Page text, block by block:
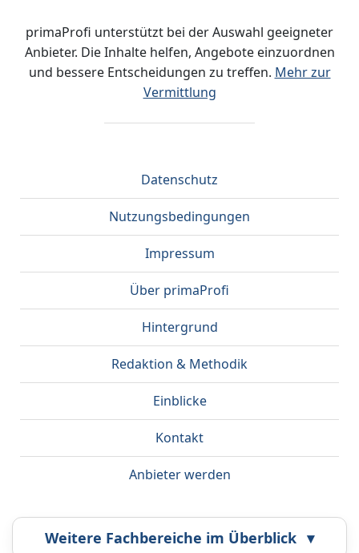
primaProfi unterstützt bei der Auswahl geeigneter
Anbieter. Die Inhalte helfen, Angebote einzuordnen
und bessere Entscheidungen zu treffen. Mehr zur
Vermittlung
Datenschutz
Nutzungsbedingungen
Impressum
Über primaProfi
Hintergrund
Redaktion & Methodik
Einblicke
Kontakt
Anbieter werden
Weitere Fachbereiche im Überblick ▾